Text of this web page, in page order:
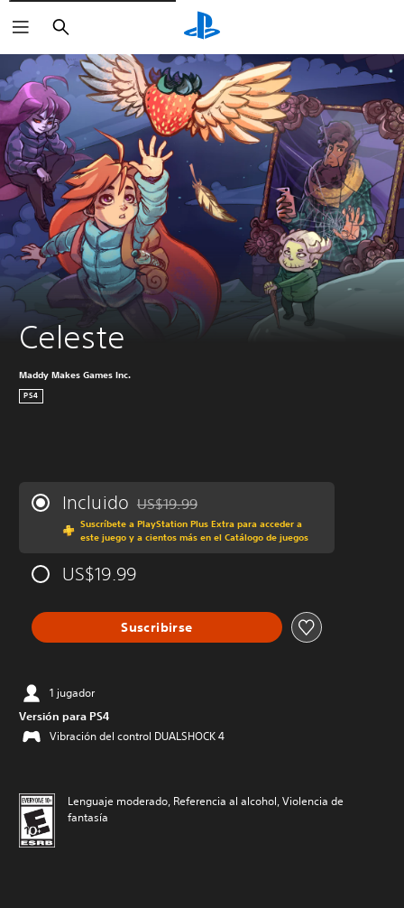
Buscar
Celeste
Maddy Makes Games Inc.
PS4
Incluido Rebajado del precio original de US$19.99
US$19.99
Suscríbete a PlayStation Plus Extra para acceder a
este juego y a cientos más en el Catálogo de juegos
US$19.99
Suscribirse
1 jugador
Versión para PS4
Vibración del control DUALSHOCK 4
Lenguaje moderado, Referencia al alcohol, Violencia de
fantasía